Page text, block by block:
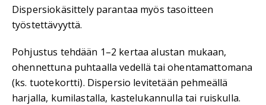
Dispersiokäsittely parantaa myös tasoitteen
työstettävyyttä.
Pohjustus tehdään 1–2 kertaa alustan mukaan,
ohennettuna puhtaalla vedellä tai ohentamattomana
(ks. tuotekortti). Dispersio levitetään pehmeällä
harjalla, kumilastalla, kastelukannulla tai ruiskulla.